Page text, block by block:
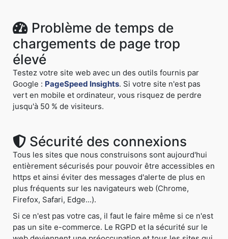
Problème de temps de
chargements de page trop
élevé
Testez votre site web avec un des outils fournis par
Google : PageSpeed Insights. Si votre site n'est pas
vert en mobile et ordinateur, vous risquez de perdre
jusqu'à 50 % de visiteurs.
Sécurité des connexions
Tous les sites que nous construisons sont aujourd'hui
entièrement sécurisés pour pouvoir être accessibles en
https et ainsi éviter des messages d'alerte de plus en
plus fréquents sur les navigateurs web (Chrome,
Firefox, Safari, Edge...).
Si ce n'est pas votre cas, il faut le faire même si ce n'est
pas un site e-commerce. Le RGPD et la sécurité sur le